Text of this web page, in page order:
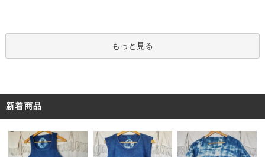
もっと見る
新着商品